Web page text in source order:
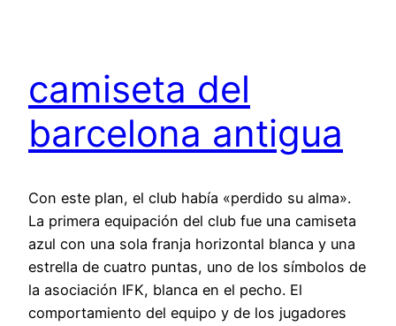
camiseta del
barcelona antigua
Con este plan, el club había «perdido su alma».
La primera equipación del club fue una camiseta
azul con una sola franja horizontal blanca y una
estrella de cuatro puntas, uno de los símbolos de
la asociación IFK, blanca en el pecho. El
comportamiento del equipo y de los jugadores